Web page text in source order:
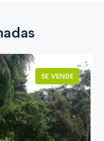
SE VENDE